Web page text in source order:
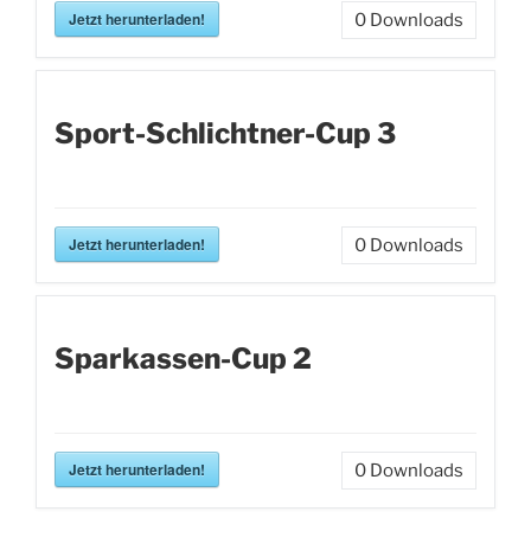
Jetzt herunterladen! 0 Downloads
Sport-Schlichtner-Cup 3
Jetzt herunterladen! 0 Downloads
Sparkassen-Cup 2
Jetzt herunterladen! 0 Downloads